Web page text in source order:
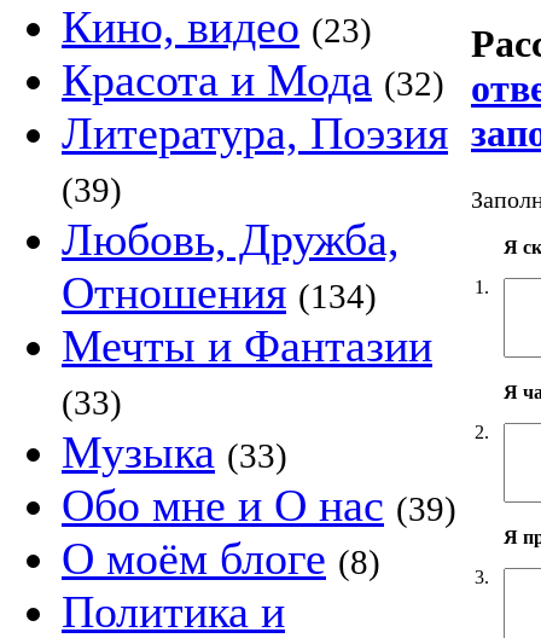
Кино, видео (23)
Красота и Мода (32)
Литература, Поэзия
(39)
Любовь, Дружба,
Отношения (134)
Мечты и Фантазии
(33)
Музыка (33)
Обо мне и О нас (39)
О моём блоге (8)
Политика и
1.
Я
2.
Я
3.
Я